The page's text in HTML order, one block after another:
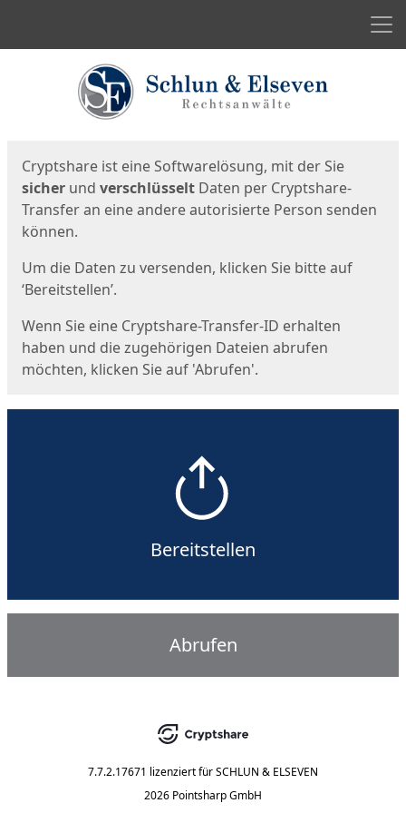
Cryptshare ist eine Softwarelösung, mit der Sie
sicher und verschlüsselt Daten per Cryptshare-
Transfer an eine andere autorisierte Person senden
können.
Um die Daten zu versenden, klicken Sie bitte auf
‘Bereitstellen’.
Wenn Sie eine Cryptshare-Transfer-ID erhalten
haben und die zugehörigen Dateien abrufen
möchten, klicken Sie auf 'Abrufen'.
Bereitstellen
Abrufen
7.7.2.17671 lizenziert fürSCHLUN & ELSEVEN
2026 Pointsharp GmbH